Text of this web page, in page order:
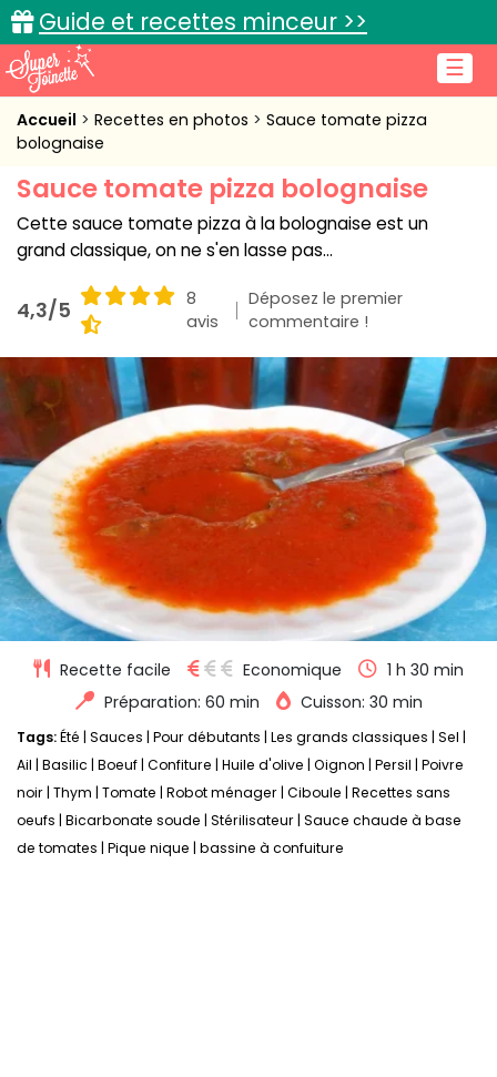
☰
Guide et recettes minceur >>
Accueil
Cuisine pratique
L'actu cuisine
Connexion
Accueil Recettes en photos
Sauce tomate pizza
bolognaise
Sauce tomate pizza bolognaise
Cette sauce tomate pizza à la bolognaise est un
grand classique, on ne s'en lasse pas...
4,3/5
8
avis
Déposez le premier
commentaire !
Recette facile Economique
1 h 30 min
Préparation: 60 min
Cuisson: 30 min
Tags:Été Sauces Pour débutants Les grands classiques Sel
Ail Basilic Boeuf Confiture Huile d'olive Oignon Persil Poivre
noir Thym Tomate Robot ménager Ciboule Recettes sans
oeufs Bicarbonate soude Stérilisateur Sauce chaude à base
de tomates Pique nique bassine à confuiture